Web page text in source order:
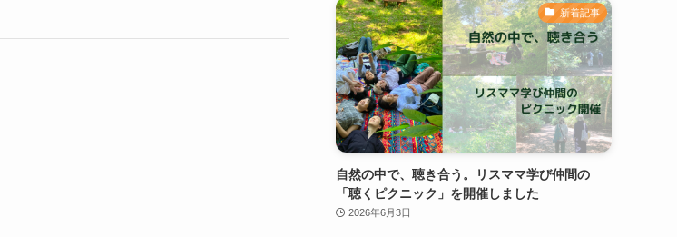
新着記事
自然の中で、聴き合う。リスママ学び仲間の
「聴くピクニック」を開催しました
2026年6月3日